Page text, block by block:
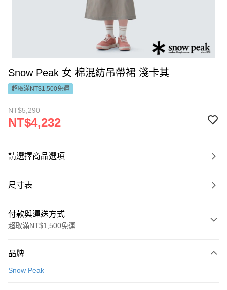
Snow Peak 女 棉混紡吊帶裙 淺卡其
超取滿NT$1,500免運
NT$5,290
NT$4,232
請選擇商品選項
尺寸表
付款與運送方式
超取滿NT$1,500免運
信用卡一次付款
品牌
Snow Peak